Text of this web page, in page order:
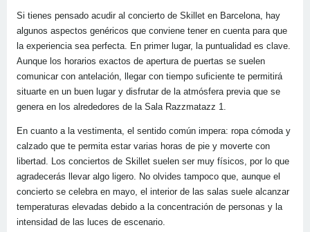
Si tienes pensado acudir al concierto de Skillet en Barcelona, hay
algunos aspectos genéricos que conviene tener en cuenta para que
la experiencia sea perfecta. En primer lugar, la puntualidad es clave.
Aunque los horarios exactos de apertura de puertas se suelen
comunicar con antelación, llegar con tiempo suficiente te permitirá
situarte en un buen lugar y disfrutar de la atmósfera previa que se
genera en los alrededores de la Sala Razzmatazz 1.
En cuanto a la vestimenta, el sentido común impera: ropa cómoda y
calzado que te permita estar varias horas de pie y moverte con
libertad. Los conciertos de Skillet suelen ser muy físicos, por lo que
agradecerás llevar algo ligero. No olvides tampoco que, aunque el
concierto se celebra en mayo, el interior de las salas suele alcanzar
temperaturas elevadas debido a la concentración de personas y la
intensidad de las luces de escenario.